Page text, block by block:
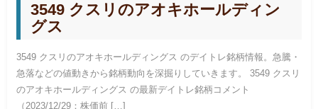
3549 クスリのアオキホールディン
グス
3549 クスリのアオキホールディングス のデイトレ銘柄情報。急騰・
急落などの値動きから銘柄動向を深掘りしていきます。 3549 クスリ
のアオキホールディングス の最新デイトレ銘柄コメント
（2023/12/29：株価前 […]